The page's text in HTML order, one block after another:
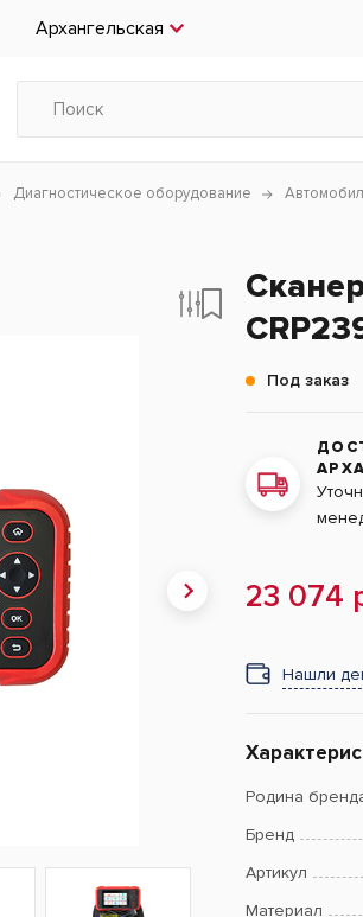
Архангельская
Диагностическое оборудование
Под заказ
23 074
Нашли
Родина
Бренд
Артикул
Материал